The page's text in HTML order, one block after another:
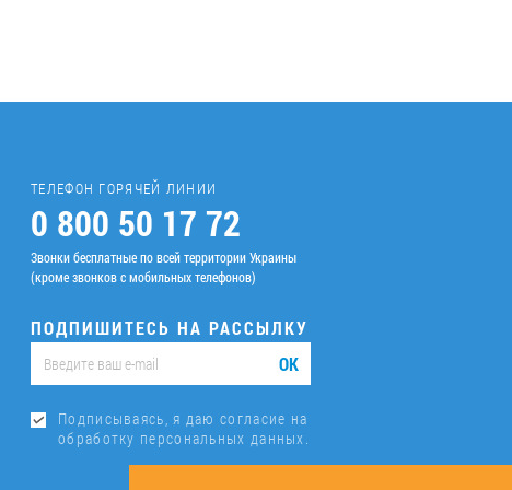
ТЕЛЕФОН ГОРЯЧЕЙ ЛИНИИ
0 800 50 17 72
Звонки бесплатные по всей территории Украины
(кроме звонков с мобильных телефонов)
ПОДПИШИТЕСЬ НА РАССЫЛКУ
ОК
Подписываясь, я даю согласие на
обработку персональных данных.